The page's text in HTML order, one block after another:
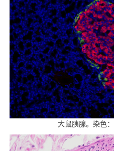
大鼠胰腺。染色